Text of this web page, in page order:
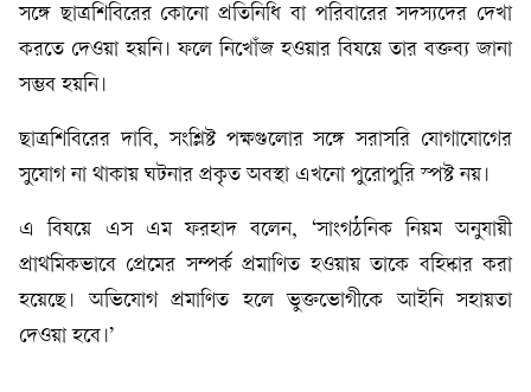
সঙ্গে ছাত্রশিবিরের কোনো প্রতিনিধি বা পরিবারের সদস্যদের দেখা
করতে দেওয়া হয়নি। ফলে নিখোঁজ হওয়ার বিষয়ে তার বক্তব্য জানা
সম্ভব হয়নি।
ছাত্রশিবিরের দাবি, সংশ্লিষ্ট পক্ষগুলোর সঙ্গে সরাসরি যোগাযোগের
সুযোগ না থাকায় ঘটনার প্রকৃত অবস্থা এখনো পুরোপুরি স্পষ্ট নয়।
এ বিষয়ে এস এম ফরহাদ বলেন, ‘সাংগঠনিক নিয়ম অনুযায়ী
প্রাথমিকভাবে প্রেমের সম্পর্ক প্রমাণিত হওয়ায় তাকে বহিষ্কার করা
হয়েছে। অভিযোগ প্রমাণিত হলে ভুক্তভোগীকে আইনি সহায়তা
দেওয়া হবে।’